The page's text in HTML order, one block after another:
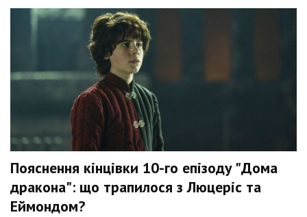
Пояснення кінцівки 10-го епізоду "Дома
дракона": що трапилося з Люцеріс та
Еймондом?